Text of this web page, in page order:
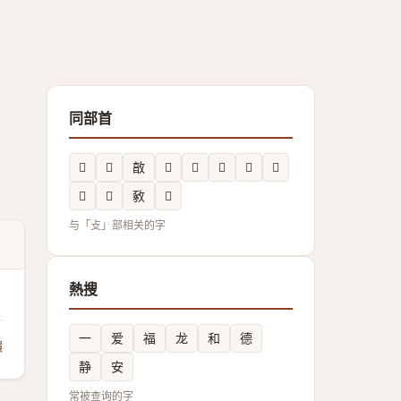
同部首
𢾸 𭣾 㪟 𢾝 𱡘 𢿰 𭤊
𢿓
𢻽
𣀎 𢽴 𢽷
与「攴」部相关的字
熱搜
一 爱 福 龙 和
德
静
安
常被查询的字